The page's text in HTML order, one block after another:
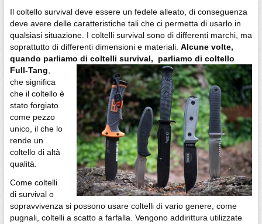
Il coltello survival deve essere un fedele alleato, di conseguenza
deve avere delle caratteristiche tali che ci permetta di usarlo in
qualsiasi situazione. I coltelli survival sono di differenti marchi, ma
soprattutto di differenti dimensioni e materiali. Alcune volte,
quando parliamo di coltelli survival, parliamo di coltello
Full-Tang
che significa
che il coltello è
stato forgiato
come pezzo
unico, il che lo
rende un
coltello di altà
qualità.
Come coltelli
di survival o
sopravvivenza si possono usare coltelli di vario genere, come
pugnali, coltelli a scatto a farfalla. Vengono addirittura utilizzate